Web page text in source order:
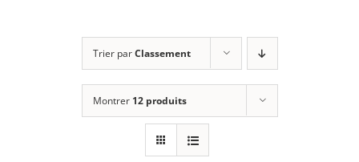
Trier parClassement
Montrer 12 produits